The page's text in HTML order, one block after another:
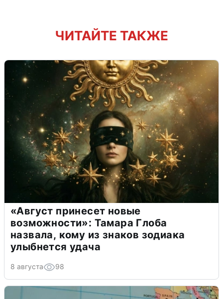
ЧИТАЙТЕ ТАКЖЕ
«Август принесет новые
возможности»: Тамара Глоба
назвала, кому из знаков зодиака
улыбнется удача
8 августа 98